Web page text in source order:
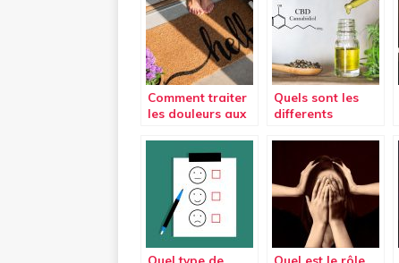
Comment traiter
les douleurs aux
Quels sont les
differents
consommer du
CBD ?
Quel type de
Quel est le rôle